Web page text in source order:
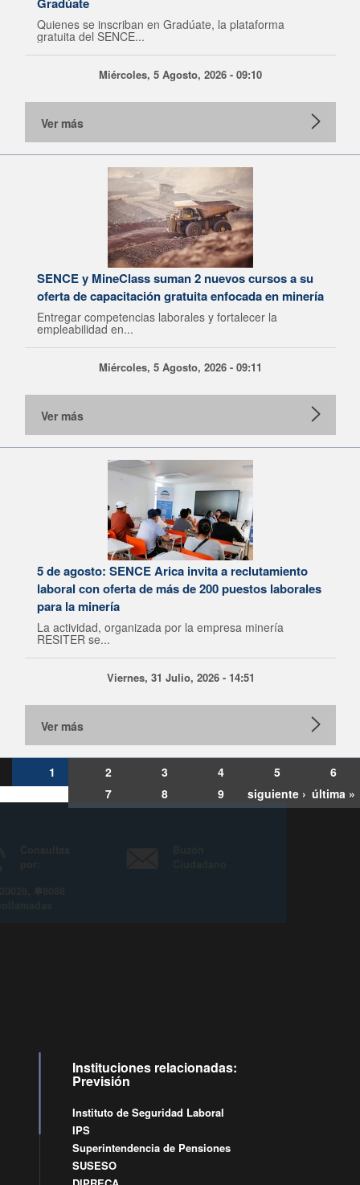
Quienes se inscriban en Gradúate, la plataforma
gratuita del SENCE...
Miércoles, 5 Agosto, 2026 - 09:10
Ver más
SENCE y MineClass suman 2 nuevos cursos a su
oferta de capacitación gratuita enfocada en minería
Entregar competencias laborales y fortalecer la
empleabilidad en...
Miércoles, 5 Agosto, 2026 - 09:11
Ver más
5 de agosto: SENCE Arica invita a reclutamiento
laboral con oferta de más de 200 puestos laborales
para la minería
La actividad, organizada por la empresa minería
RESITER se...
Viernes, 31 Julio, 2026 - 14:51
Ver más
1 2 3 4 5
6
7
8 9 siguiente › última »
Instituciones relacionadas:
Previsión
Instituto de Seguridad Laboral
IPS
Superintendencia de Pensiones
SUSESO